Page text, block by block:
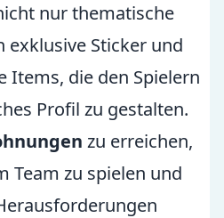
nur thematische
exklusive Sticker und
Items, die den Spielern
Profil zu gestalten.
zu erreichen,
Team zu spielen und